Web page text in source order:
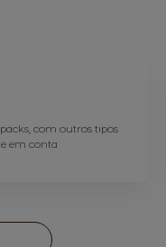
com outros tipos
em conta